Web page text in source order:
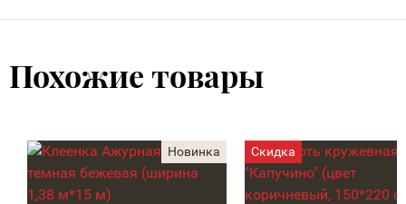
Похожие товары